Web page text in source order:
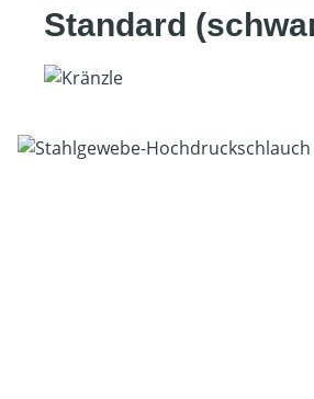
Standard
Bildergalerie überspringen